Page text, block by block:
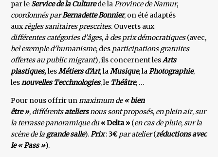
par le Service de la Culturede laProvince de Namur,
coordonnés parBernadette Bonnier, on été adaptés
auxrègles sanitaires prescrites. Ouverts aux
différentes catégories d’âges,à des prix démocratiques(avec,
bel exemple d’humanisme, des participations gratuites
offertes au public migrant), ils concernent lesArts
plastiques,lesMétiers d’Art, laMusique, laPhotographie,
lesnouvelles Tecchnologies, le Théâtre, …
Pour nous offrir unmaximum de« bien
être », différentsateliersnous sont proposés, en plein air,sur
la terrassepanoramique du« Delta » (en cas de pluie,sur la
scène de la grande salle).Prix:3€ par atelier(réductions avec
le « Pass »).